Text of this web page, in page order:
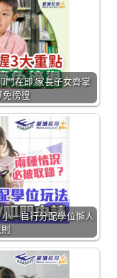
門在即 家長子女齊掌
免徬徨
小一自行分配學位懶人